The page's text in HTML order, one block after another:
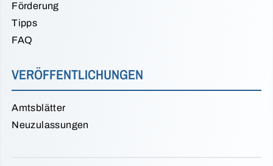
Förderung
Tipps
FAQ
VERÖFFENTLICHUNGEN
Amtsblätter
Neuzulassungen